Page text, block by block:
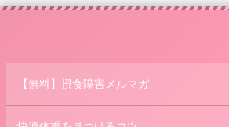
【無料】摂食障害メルマガ